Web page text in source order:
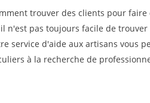
trouver des clients pour faire
n'est pas toujours facile de
service d'aide aux artisans vous
à la recherche de